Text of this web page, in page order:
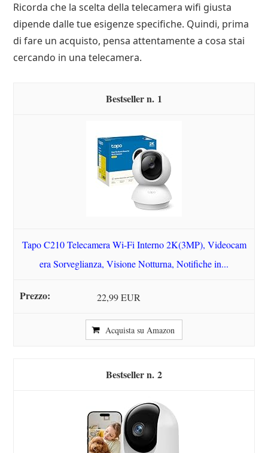
Ricorda che la scelta della telecamera wifi giusta
dipende dalle tue esigenze specifiche. Quindi, prima
di fare un acquisto, pensa attentamente a cosa stai
cercando in una telecamera.
1
Tapo C210 Telecamera Wi-Fi Interno 2K(3MP), Videocam
era Sorveglianza, Visione Notturna, Notifiche in...
22,99 EUR
Acquista su Amazon
2